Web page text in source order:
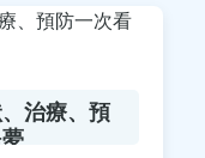
治療、預